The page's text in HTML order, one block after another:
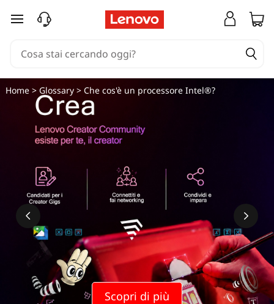
C
c
passa a contenuto principale
Scopri di più
Home> Glossary> Che cos'è un processore Intel®?